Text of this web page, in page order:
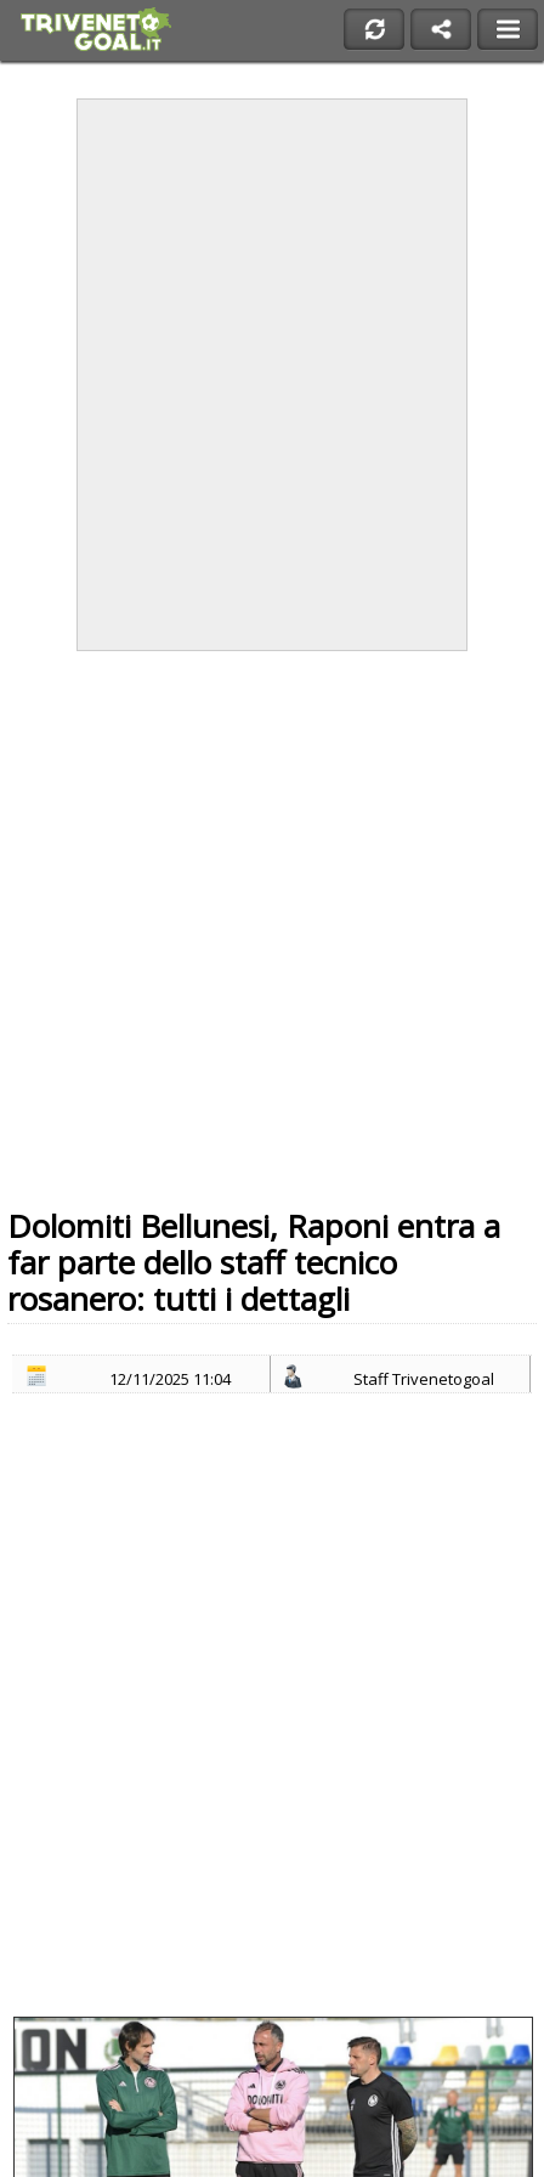
Dolomiti Bellunesi, Raponi entra a
far parte dello staff tecnico
rosanero: tutti i dettagli
12/11/2025 11:04 Staff Trivenetogoal